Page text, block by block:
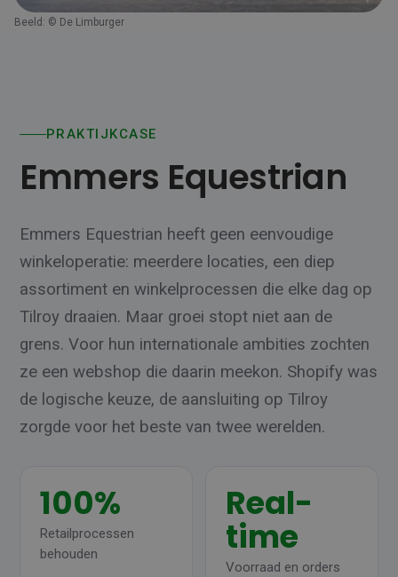
Beeld: © De Limburger
PRAKTIJKCASE
Emmers Equestrian
Emmers Equestrian heeft geen eenvoudige
winkeloperatie: meerdere locaties, een diep
assortiment en winkelprocessen die elke dag op
Tilroy draaien. Maar groei stopt niet aan de
grens. Voor hun internationale ambities zochten
ze een webshop die daarin meekon. Shopify was
de logische keuze, de aansluiting op Tilroy
zorgde voor het beste van twee werelden.
100%
Retailprocessen
behouden
Real-
time
Voorraad en orders